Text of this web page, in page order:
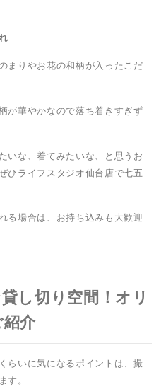
まりやお花の和柄が入ったこだ
が華やかなので落ち着きすぎず
いな、着てみたいな、と思うお
ひライフスタジオ仙台店で七五
る場合は、お持ち込みも大歓迎
し切り空間！オリ
介
らいに気になるポイントは、撮
す。